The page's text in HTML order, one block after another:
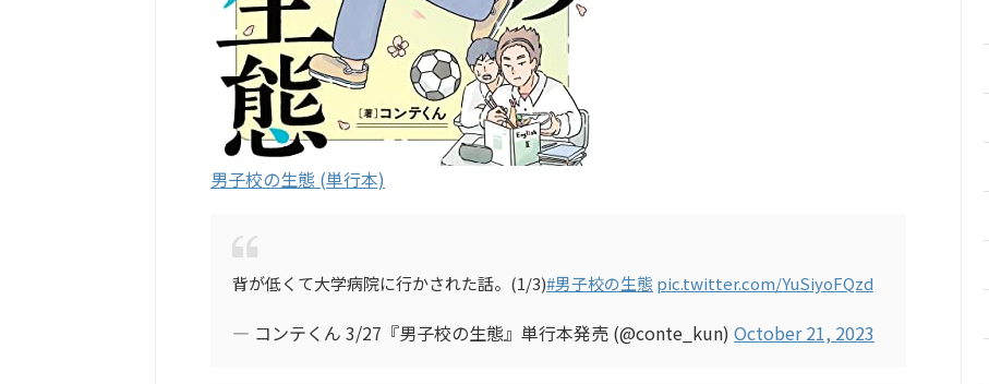
男子校の生態 (単行本)
背が低くて大学病院に行かされた話。(1/3)#男子校の生態 pic.twitter.com/YuSiyoFQzd
— コンテくん 3/27『男子校の生態』単行本発売 (@conte_kun) October 21, 2023